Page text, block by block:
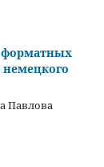
немецкого
Павлова